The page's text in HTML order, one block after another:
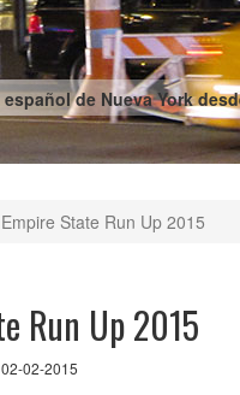
de Nueva York
Empire State Run Up 2015
Run Up 2015
02-2015